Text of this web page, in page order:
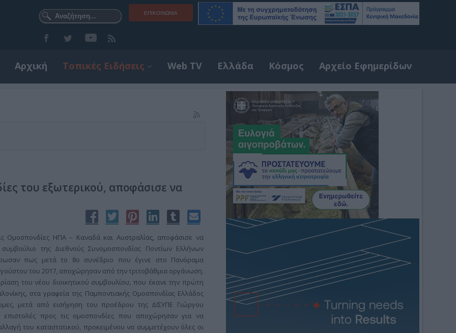
ΕΠΙΚΟΙΝΩΝΊΑ
Αρχική Τοπικές Ειδήσεις Web TV Ελλάδα Κόσμος Αρχείο Εφημερίδων
του εξωτερικού, αποφάσισε να
Ομοσπονδίες ΗΠΑ – Καναδά και Αυστραλίας, αποφάσισε να
συμβούλιο της Διεθνούς Συνομοσπονδίας Ποντίων Ελλήνων
πως μετά το 8ο συνέδριο που έγινε στο Πανόραμα
του 2017, αποχώρησαν από την τριτοβάθμια οργάνωση.
του νέου διοικητικού συμβουλίου, που έκανε την πρώτη
στα γραφεία της Παμποντιακής Ομοσπονδίας Ελλάδος
μετά από εισήγηση του προέδρου της ΔΙΣΥΠΕ Γιώργου
προς τις ομοσπονδίες που αποχώρησαν για να
του καταστατικού, προκειμένου να συμμετέχουν όλες οι